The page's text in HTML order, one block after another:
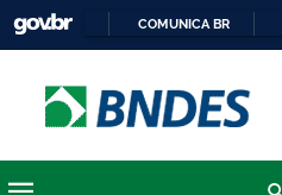
COMUNICA BR